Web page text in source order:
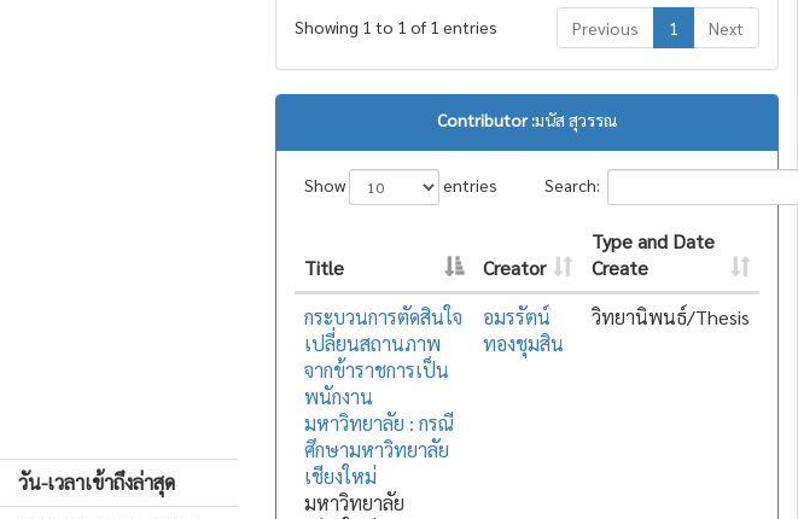
วัน-เวลาเข้าถึงล่าสุด
Showing 1 to 1 of 1 entries Previous 1 Next
Contributor :มนัส สุวรรณ
Show entries Search:
Title Creator
Type and Date
Create
กระบวนการตัดสินใจ
เปลี่ยนสถานภาพ
จากข้าราชการเป็น
พนักงาน
มหาวิทยาลัย : กรณี
ศึกษามหาวิทยาลัย
เชียงใหม่
มหาวิทยาลัย
อมรรัตน์
ทองชุมสิน
วิทยานิพนธ์/Thesis